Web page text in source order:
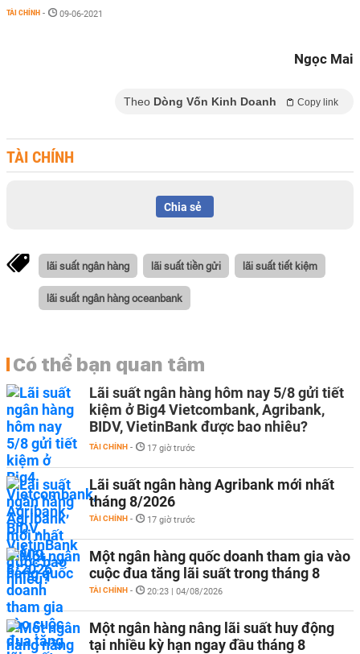
TÀI CHÍNH - 09-06-2021
Ngọc Mai
Theo Dòng Vốn Kinh Doanh Copy link
TÀI CHÍNH
Chia sẻ
lãi suất ngân hàng lãi suất tiền gửi lãi suất tiết kiệm
lãi suất ngân hàng oceanbank
Có thể bạn quan tâm
Lãi suất ngân hàng hôm nay 5/8 gửi tiết
kiệm ở Big4 Vietcombank, Agribank,
BIDV, VietinBank được bao nhiêu?
TÀI CHÍNH - 17 giờ trước
Lãi suất ngân hàng Agribank mới nhất
tháng 8/2026
TÀI CHÍNH - 17 giờ trước
Một ngân hàng quốc doanh tham gia vào
cuộc đua tăng lãi suất trong tháng 8
TÀI CHÍNH - 20:23 | 04/08/2026
Một ngân hàng nâng lãi suất huy động
tại nhiều kỳ hạn ngay đầu tháng 8